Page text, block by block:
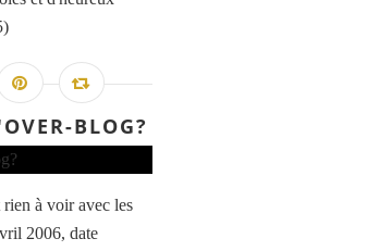
BLOG?
à voir avec les
2006, date